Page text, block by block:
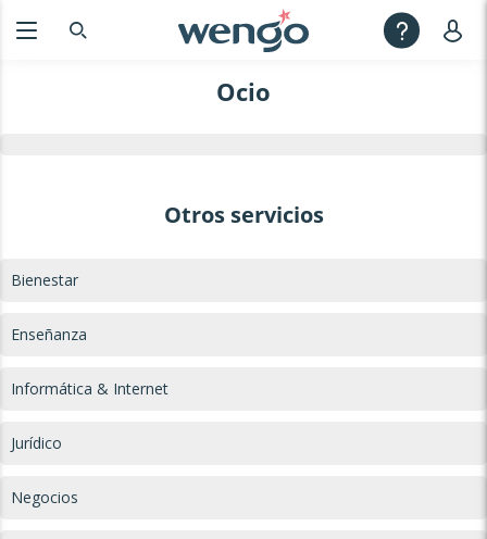
Ocio
Otros servicios
Bienestar
Enseñanza
Informática & Internet
Jurídico
Negocios